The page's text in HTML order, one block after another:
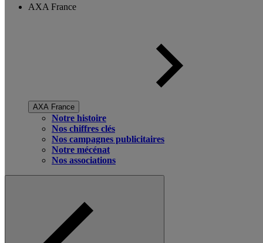
AXA France
AXA France
Notre histoire
Nos chiffres clés
Nos campagnes publicitaires
Notre mécénat
Nos associations